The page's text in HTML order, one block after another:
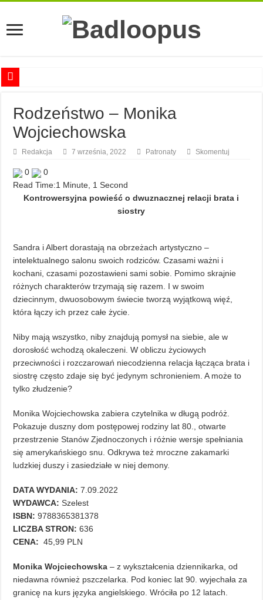
Najciekawsze książki o kobietach nauki
Najlepsze mangi dla dorosłych
Najciekawsze zapowiedzi komiksowe na 2023 rok
Rodzeństwo – Monika
Wojciechowska
Redakcja 7 września, 2022 Patronaty Skomentuj
0
0
Read Time:1 Minute, 1 Second
Kontrowersyjna powieść o dwuznacznej relacji brata i
siostry
Sandra i Albert dorastają na obrzeżach artystyczno –
intelektualnego salonu swoich rodziców. Czasami ważni i
kochani, czasami pozostawieni sami sobie. Pomimo skrajnie
różnych charakterów trzymają się razem. I w swoim
dziecinnym, dwuosobowym świecie tworzą wyjątkową więź,
która łączy ich przez całe życie.
Niby mają wszystko, niby znajdują pomysł na siebie, ale w
dorosłość wchodzą okaleczeni. W obliczu życiowych
przeciwności i rozczarowań niecodzienna relacja łącząca brata i
siostrę często zdaje się być jedynym schronieniem. A może to
tylko złudzenie?
Monika Wojciechowska zabiera czytelnika w długą podróż.
Pokazuje duszny dom postępowej rodziny lat 80., otwarte
przestrzenie Stanów Zjednoczonych i różnie wersje spełniania
się amerykańskiego snu. Odkrywa też mroczne zakamarki
ludzkiej duszy i zasiedziałe w niej demony.
DATA WYDANIA:7.09.2022
WYDAWCA:Szelest
ISBN:9788365381378
LICZBA STRON:636
CENA: 45,99 PLN
Monika Wojciechowska – z wykształcenia dziennikarka, od
niedawna również pszczelarka. Pod koniec lat 90. wyjechała za
granicę na kurs języka angielskiego. Wróciła po 12 latach.